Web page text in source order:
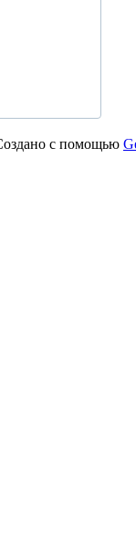
с помощью